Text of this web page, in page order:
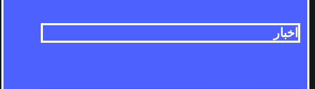
اخبار